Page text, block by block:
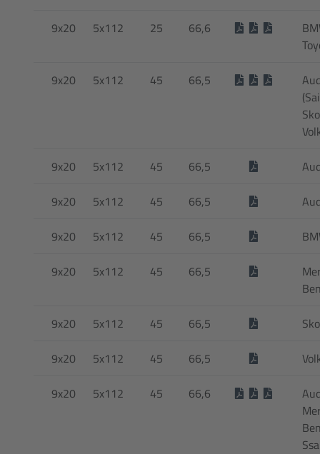
9x20 5x112 25 66,6
9x20 5x112 45 66,5
9x20 5x112 45 66,5
9x20 5x112 45 66,5
9x20 5x112 45 66,5
9x20 5x112 45 66,5
9x20 5x112 45 66,5
9x20 5x112 45 66,5
9x20 5x112 45 66,6